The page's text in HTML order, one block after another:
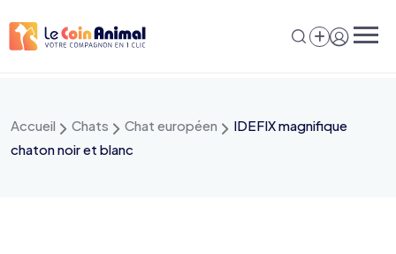
au
Accueil Chats Chat européen
IDEFIX magnifique
chaton noir et blanc